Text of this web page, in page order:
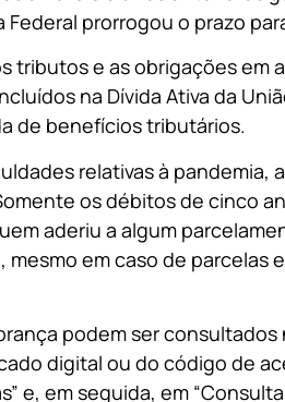
Federal prorrogou o prazo
tributos e as obrigações em
na Dívida Ativa da
de benefícios tributários.
relativas à pandemia,
os débitos de cinco
aderiu a algum
mesmo em caso de parcelas
podem ser consultados
digital ou do código de
e, em seguida, em